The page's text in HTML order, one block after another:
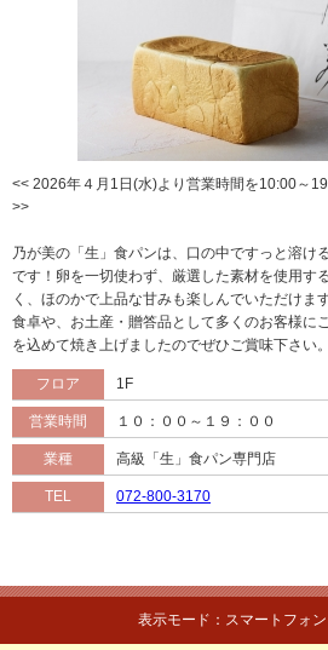
<< 2026年４月1日(水)より営業時間を10:00～
>>
乃が美の「生」食パンは、口の中ですっと溶け
です！卵を一切使わず、厳選した素材を使用す
く、ほのかで上品な甘みも楽しんでいただけます
食卓や、お土産・贈答品として多くのお客様に
を込めて焼き上げましたのでぜひご賞味下さい。
フロア 1F
営業時間 １０：００～１９：００
業種 高級「生」食パン専門店
TEL 072-800-3170
表示モード：スマートフォン